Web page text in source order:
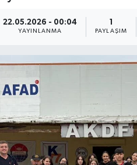
22.05.2026 - 00:04
YAYINLANMA PAYLAŞIM